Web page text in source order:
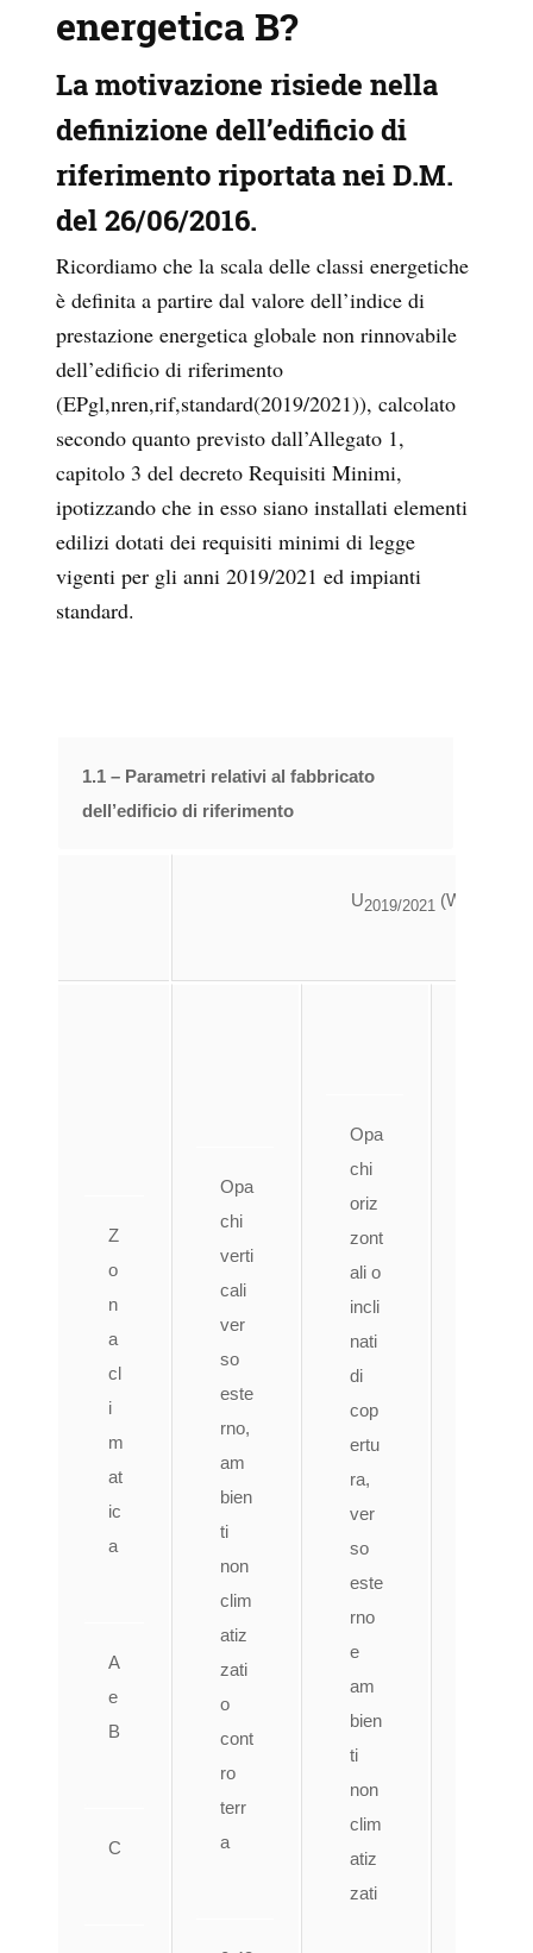
energetica B?
La motivazione risiede nella
definizione dell’edificio di
riferimento riportata nei D.M.
del 26/06/2016.
Ricordiamo che la scala delle classi energetiche
è definita a partire dal valore dell’indice di
prestazione energetica globale non rinnovabile
dell’edificio di riferimento
(EPgl,nren,rif,standard(2019/2021)), calcolato
secondo quanto previsto dall’Allegato 1,
capitolo 3 del decreto Requisiti Minimi,
ipotizzando che in esso siano installati elementi
edilizi dotati dei requisiti minimi di legge
vigenti per gli anni 2019/2021 ed impianti
standard.
1.1 – Parametri relativi al fabbricato
dell’edificio di riferimento
U2019/2021 (W/m
Z
o
n
a
cl
i
m
at
ic
a
A
e
B
C
Opa
chi
verti
cali
ver
so
este
rno,
am
bien
ti
non
clim
atiz
zati
o
cont
ro
terr
a
Opa
chi
oriz
zont
ali o
incli
nati
di
cop
ertu
ra,
ver
so
este
rno
e
am
bien
ti
non
clim
atiz
zati